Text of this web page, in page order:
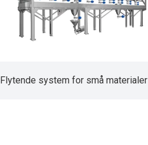
Flytende system for små materialer